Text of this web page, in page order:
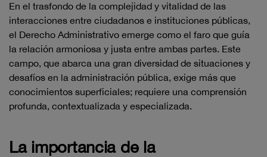
En el trasfondo de la complejidad y vitalidad de las
interacciones entre ciudadanos e instituciones públicas,
el Derecho Administrativo emerge como el faro que guía
la relación armoniosa y justa entre ambas partes. Este
campo, que abarca una gran diversidad de situaciones y
desafíos en la administración pública, exige más que
conocimientos superficiales; requiere una comprensión
profunda, contextualizada y especializada.
La importancia de la